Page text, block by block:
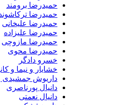
حمیدرضا برومند
حمیدرضا
حمیدرضا علیخانی
حمیدرضا علیزاده
حمیدرضا مازوچی
حمیدرضا محوی
خسرو دادگر
خشایار و نیما و
داریوش جمشیدی
دانیال پورناصری
دانیال نعمتی